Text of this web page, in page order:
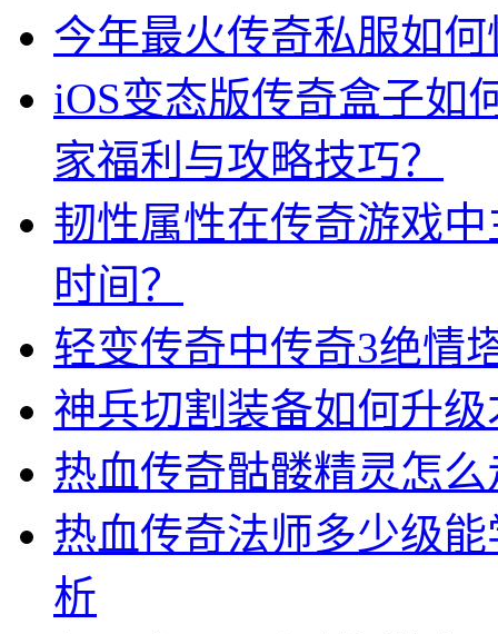
今年最火传奇私服如
iOS变态版传奇盒子如
家福利与攻略技巧？
韧性属性在传奇游戏
时间？
轻变传奇中传奇3绝情
神兵切割装备如何升
热血传奇骷髅精灵怎
热血传奇法师多少级
析